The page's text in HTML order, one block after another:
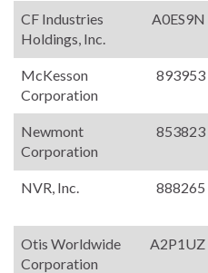
CF Industries
Holdings, Inc.
A0ES9N
McKesson
Corporation
893953
Newmont
Corporation
853823
NVR, Inc. 888265
Otis Worldwide
Corporation
A2P1UZ